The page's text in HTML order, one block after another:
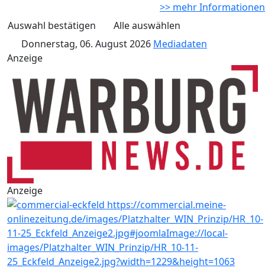
>> mehr Informationen
Auswahl bestätigen
Alle auswählen
Donnerstag, 06. August 2026 Mediadaten
Anzeige
Anzeige